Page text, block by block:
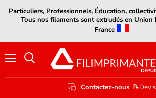
Particuliers, Professionnels, Éducation,
— Tous nos filaments sont extrudés en Union
France
Contactez-nous 📝Devis